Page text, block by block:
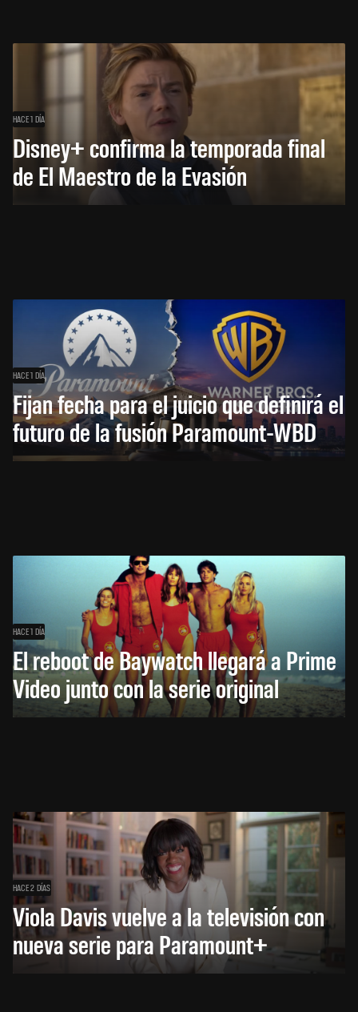
HACE 1 DÍA
Disney+ confirma la temporada final
de El Maestro de la Evasión
HACE 1 DÍA
Fijan fecha para el juicio que definirá el
futuro de la fusión Paramount-WBD
HACE 1 DÍA
El reboot de Baywatch llegará a Prime
Video junto con la serie original
HACE 2 DÍAS
Viola Davis vuelve a la televisión con
nueva serie para Paramount+